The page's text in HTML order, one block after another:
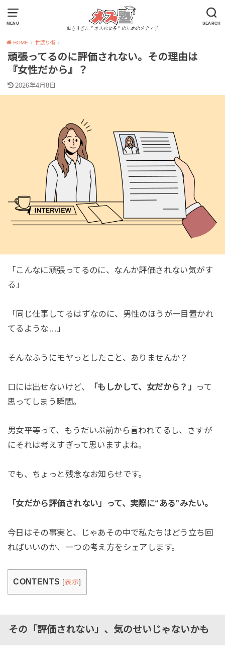
MENU SEARCH
HOME 世渡り術
頑張ってるのに評価されない。その理由は
『女性だから』？
2026年4月8日
「こんなに頑張ってるのに、なんか評価されない気がす
る」
「同じ仕事してるはずなのに、男性のほうが一目置かれ
てるような…」
そんなふうにモヤっとしたこと、ありませんか？
口には出せないけど、 「もしかして、女だから？」
って
思ってしまう瞬間。
男女平等って、もうだいぶ前から言われてるし、さすが
にそれは考えすぎって思いますよね。
でも、ちょっと残念なお知らせです。
「女だから評価されない」って、実際に“ある”みたい。
今日はその事実と、じゃあその中で私たちはどう立ち回
ればいいのか、一つの考え方をシェアします。
CONTENTS [表示]
その「評価されない」、気のせいじゃないかも